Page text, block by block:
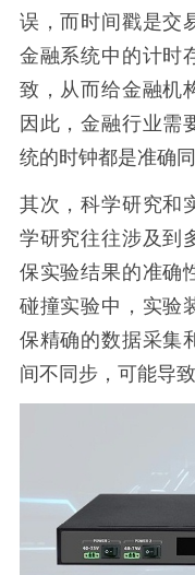
误，而时间戳是交
金融系统中的计时
致，从而给金融机
因此，金融行业需
统的时钟都是准确同
其次，科学研究和
学研究往往涉及到
保实验结果的准确
碰撞实验中，实验
保精确的数据采集
间不同步，可能导